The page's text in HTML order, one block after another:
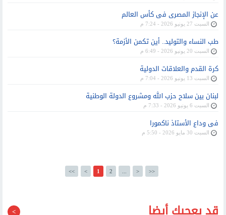
عن الإنجاز المصرى فى كأس العالم
السبت 27 يونيو 2026 - 7:24 م
طب النساء والتوليد.. أين تكمن الأزمة؟
السبت 20 يونيو 2026 - 6:49 م
كرة القدم والعلاقات الدولية
السبت 13 يونيو 2026 - 7:04 م
لبنان بين سلاح حزب الله ومشروع الدولة الوطنية
السبت 6 يونيو 2026 - 7:33 م
فى وداع الأستاذ ناكمورا
السبت 30 مايو 2026 - 5:50 م
<< < 1 2 > >>